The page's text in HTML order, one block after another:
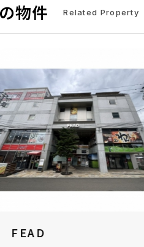
物件 Related Property
ＷＩＮビル